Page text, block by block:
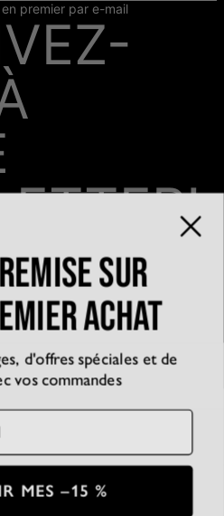
premier par e-mail
sur
achat
d'offres spéciales et de
vos commandes
MES –15 %